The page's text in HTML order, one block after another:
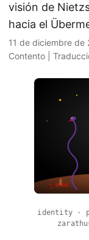
visión de
hacia el
11 de diciembre de
Contento
identity ·